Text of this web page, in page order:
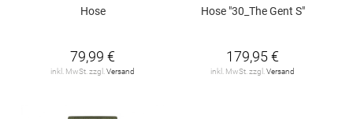
Hose
79,99 €
inkl. MwSt. zzgl. Versand
Hose "30_The Gent S"
179,95 €
inkl. MwSt. zzgl. Versand